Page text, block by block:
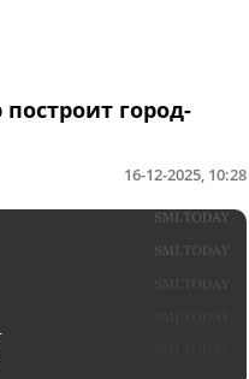
город-
16-12-2025, 10:28